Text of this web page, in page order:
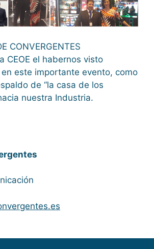
CONVERGENTES
CEOE el habernos visto
este importante evento, como
de “la casa de los
nuestra Industria.